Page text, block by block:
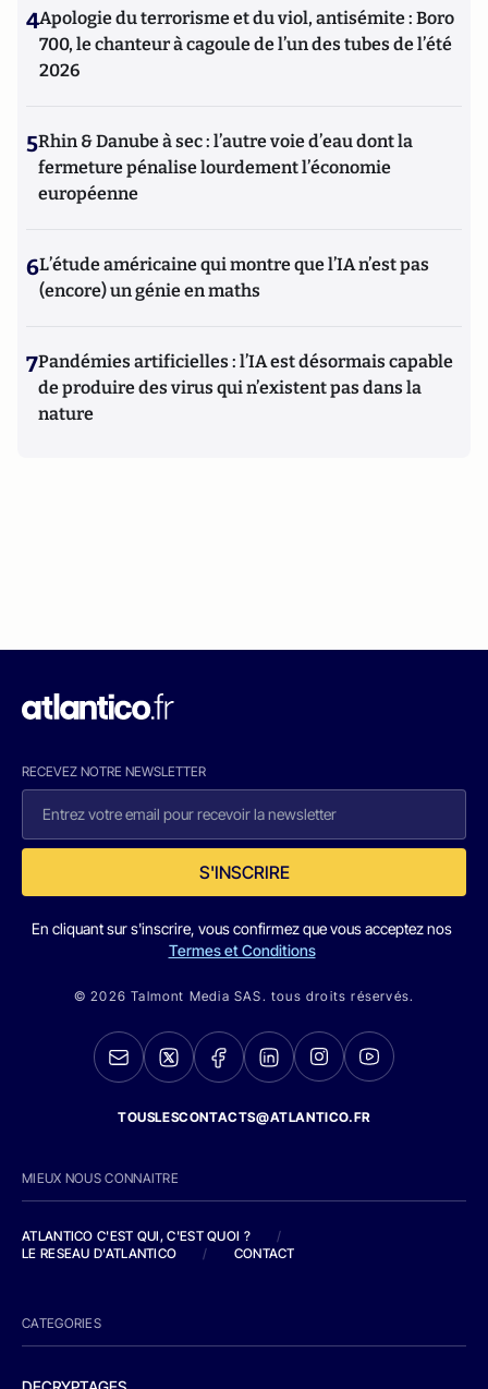
4Apologie du terrorisme et du viol, antisémite : Boro
700, le chanteur à cagoule de l’un des tubes de l’été
2026
5Rhin & Danube à sec : l’autre voie d’eau dont la
fermeture pénalise lourdement l’économie
européenne
6L’étude américaine qui montre que l’IA n’est pas
(encore) un génie en maths
7Pandémies artificielles : l’IA est désormais capable
de produire des virus qui n’existent pas dans la
nature
RECEVEZ NOTRE NEWSLETTER
S'INSCRIRE
En cliquant sur s'inscrire, vous confirmez que vous acceptez nos
Termes et Conditions
© 2026 Talmont Media SAS. tous droits réservés.
TOUSLESCONTACTS@ATLANTICO.FR
MIEUX NOUS CONNAITRE
ATLANTICO C'EST QUI, C'EST QUOI ?
/
LE RESEAU D'ATLANTICO
/ CONTACT
CATEGORIES